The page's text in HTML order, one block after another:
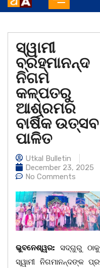
ସ୍ୱାମୀ
ବ୍ରହ୍ମାନନ୍ଦ
ନିଗମ
କଳ୍ପତରୁ
ଆଶ୍ରମର
ବାର୍ଷିକ ଉତ୍ସବ
ପାଳିତ
Utkal Bulletin
December 23, 2025
No Comments
ଭୁବନେଶ୍ୱର: ସଦ୍‌ଗୁରୁ
ସ୍ୱାମୀ ନିଗମାନନ୍ଦଙ୍କ